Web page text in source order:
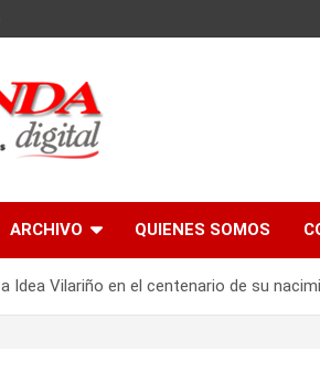
ARCHIVO QUIENES SOMOS
Idea Vilariño en el centenario de su